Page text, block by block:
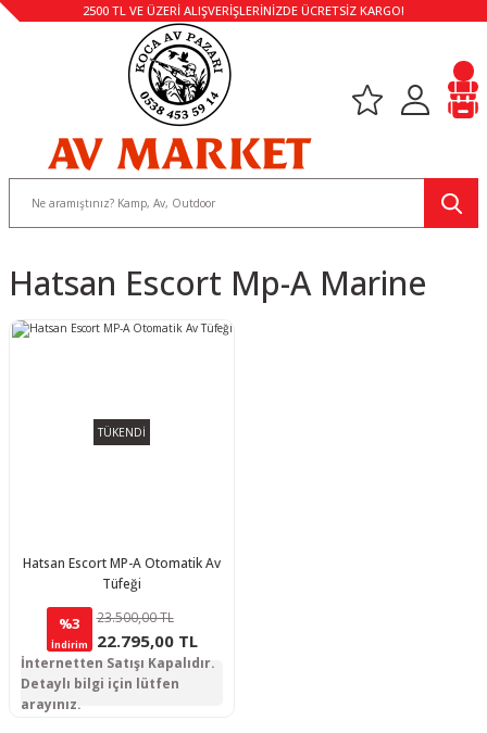
2500 TL VE ÜZERİ ALIŞVERİŞLERİNİZDE ÜCRETSİZ KARGO!
Hatsan Escort Mp-A Marine
TÜKENDİ
Hatsan Escort MP-A Otomatik Av
Tüfeği
%3
İndirim
23.500,00 TL
22.795,00 TL
İnternetten Satışı Kapalıdır.
Detaylı bilgi için lütfen
arayınız.